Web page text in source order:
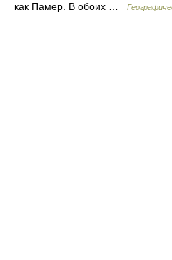
как Памер. В обоих …